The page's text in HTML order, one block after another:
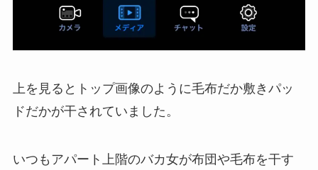
上を見るとトップ画像のように毛布だか敷きパッ
ドだかが干されていました。
いつもアパート上階のバカ女が布団や毛布を干す